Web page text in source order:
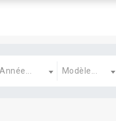
Année...
Modèle...